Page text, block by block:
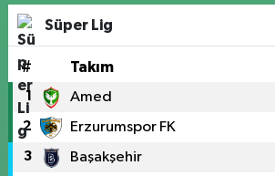
Süper Lig
# Takım
1 Amed
2 Erzurumspor FK
3 Başakşehir